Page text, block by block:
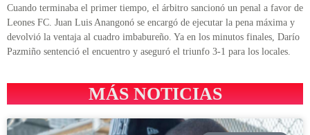
Cuando terminaba el primer tiempo, el árbitro sancionó un penal a favor de
Leones FC. Juan Luis Anangonó se encargó de ejecutar la pena máxima y
devolvió la ventaja al cuadro imbabureño. Ya en los minutos finales, Darío
Pazmiño sentenció el encuentro y aseguró el triunfo 3-1 para los locales.
MÁS NOTICIAS